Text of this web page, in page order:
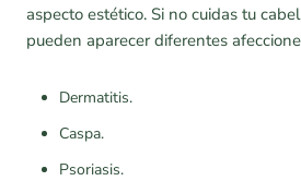
aspecto estético. Si no cuidas tu
pueden aparecer diferentes
Dermatitis.
Caspa.
Psoriasis.